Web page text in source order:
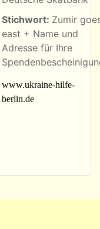
Stichwort: Zumir
east + Name und
Adresse für Ihre
www.ukraine-hilfe-
berlin.de